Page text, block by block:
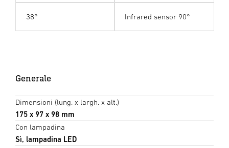
38° Infrared sensor 90°
Generale
Dimensioni (lung. x largh. x alt.)
175 x 97 x 98 mm
Con lampadina
Sì, lampadina LED